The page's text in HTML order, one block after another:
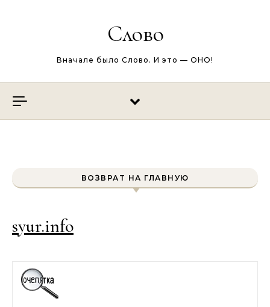
Слово
Вначале было Слово. И это — ОНО!
ВОЗВРАТ НА ГЛАВНУЮ
syur.info